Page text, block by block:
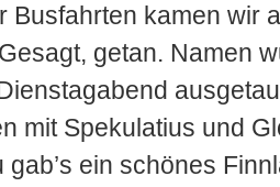
Busfahrten kamen wir
getan. Namen
mit Spekulatius und
ein schönes